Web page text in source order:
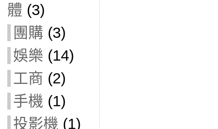
體 (3)
團購 (3)
娛樂 (14)
工商 (2)
手機 (1)
投影機 (1)